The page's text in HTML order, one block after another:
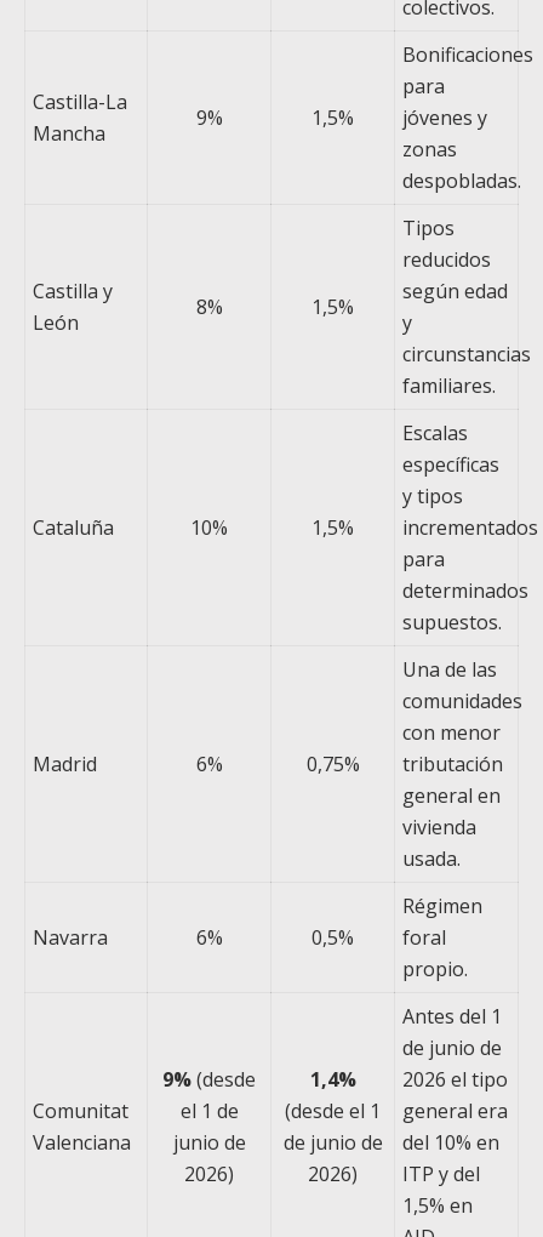
colectivos.
Castilla-La
Mancha
9% 1,5%
Bonificaciones
para
jóvenes y
zonas
despobladas.
Castilla y
León
8% 1,5%
Tipos
reducidos
según edad
y
circunstancias
familiares.
Cataluña 10% 1,5%
Escalas
específicas
y tipos
incrementados
para
determinados
supuestos.
Madrid 6% 0,75%
Una de las
comunidades
con menor
tributación
general en
vivienda
usada.
Navarra 6% 0,5%
Régimen
foral
propio.
Comunitat
Valenciana
9%(desde
el 1 de
junio de
2026)
1,4%
(desde el 1
de junio de
2026)
Antes del 1
de junio de
2026 el tipo
general era
del 10% en
ITP y del
1,5% en